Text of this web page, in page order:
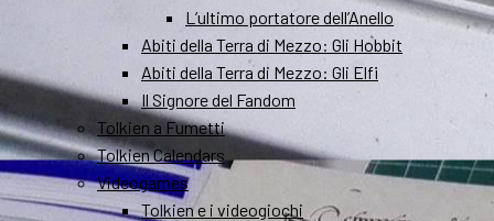
L’ultimo portatore dell’Anello
Abiti della Terra di Mezzo: Gli Hobbit
Abiti della Terra di Mezzo: Gli Elfi
Il Signore del Fandom
Tolkien a Fumetti
Tolkien Calendars
Videogames
Tolkien e i videogiochi